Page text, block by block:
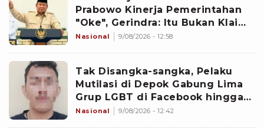
Prabowo Kinerja Pemerintahan
"Oke", Gerindra: Itu Bukan Klaim
Sepihak!
Nasional 9/08/2026 - 12:58
Tak Disangka-sangka, Pelaku
Mutilasi di Depok Gabung Lima
Grup LGBT di Facebook hingga
WhatsApp
Nasional 9/08/2026 - 12:42